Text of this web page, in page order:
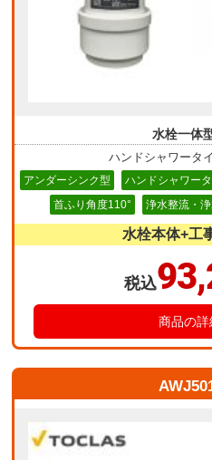
水栓一体
ハンドシャワータ
アンダーシンク型
ハンドシャワー
首ふり角度110°
浄水整流・
水栓本体+工
税込
商品の詳